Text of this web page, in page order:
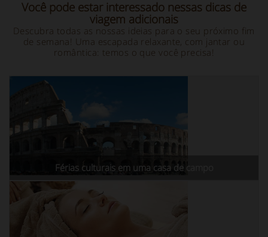
Você pode estar interessado nessas dicas de
viagem adicionais
Descubra todas as nossas ideias para o seu próximo fim
de semana! Uma escapada relaxante, com jantar ou
romântica: temos o que você precisa!
Férias culturais em uma casa de campo